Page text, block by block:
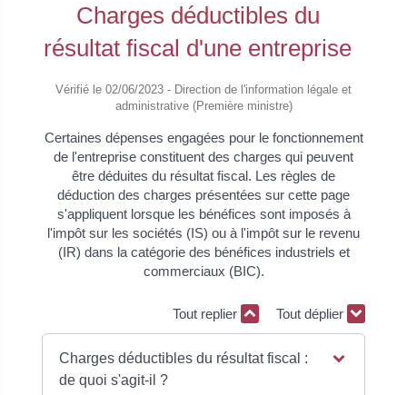
Charges déductibles du
résultat fiscal d'une entreprise
Vérifié le 02/06/2023 - Direction de l'information légale et
administrative (Première ministre)
Certaines dépenses engagées pour le fonctionnement
de l'entreprise constituent des charges qui peuvent
être déduites du résultat fiscal. Les règles de
déduction des charges présentées sur cette page
s'appliquent lorsque les bénéfices sont imposés à
l'impôt sur les sociétés (IS) ou à l'impôt sur le revenu
(IR) dans la catégorie des bénéfices industriels et
commerciaux (BIC).
Tout replier Tout déplier
Charges déductibles du résultat fiscal :
de quoi s'agit-il ?